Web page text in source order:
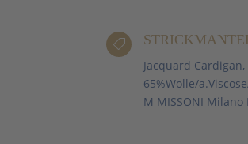

Jacquard Cardigan,
65%Wolle/
M MISSONI Milano